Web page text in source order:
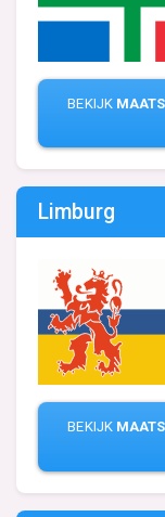
BEKIJK
Limburg
BEKIJK